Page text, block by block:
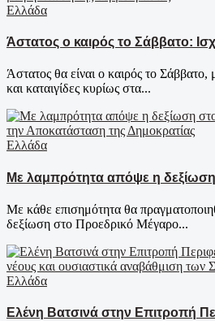
Ελλάδα
Άστατος ο καιρός το Σάββατο:
Άστατος θα είναι ο καιρός το Σάββατο,
και καταιγίδες κυρίως στα...
Ελλάδα
Με λαμπρότητα απόψε η
Με κάθε επισημότητα θα
δεξίωση στο Προεδρικό Μέγαρο...
Ελλάδα
Ελένη Βατσινά στην Επιτροπή